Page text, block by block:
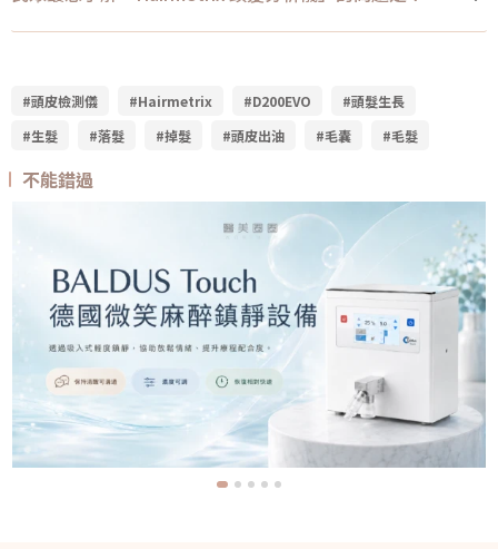
#頭皮檢測儀 #Hairmetrix #D200EVO
#頭髮生長
#生髮
#落髮 #掉髮 #頭皮出油 #毛囊 #毛髮
不能錯過